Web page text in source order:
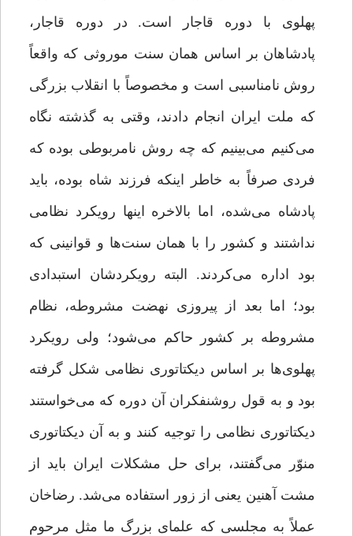
پهلوی با دوره قاجار است. در دوره قاجار،
پادشاهان بر اساس همان سنت موروثی که واقعاً
روش نامناسبی است و مخصوصاً با انقلاب بزرگی
که ملت ایران انجام دادند، وقتی به گذشته نگاه
می‌کنیم می‌بینیم که چه روش نامربوطی بوده که
فردی صرفاً‌ به خاطر اینکه فرزند شاه بوده، باید
پادشاه می‌شده، اما بالاخره اینها رویکرد نظامی
نداشتند و کشور را با همان سنت‌ها و قوانینی که
بود اداره می‌کردند. البته رویکردشان استبدادی
بود؛ اما بعد از پیروزی نهضت مشروطه، نظام
مشروطه بر کشور حاکم می‌شود؛ ولی رویکرد
پهلوی‌ها بر اساس دیکتاتوری نظامی شکل گرفته
بود و به قول روشنفکران آن دوره که می‌خواستند
دیکتاتوری نظامی را توجیه کنند و به آن دیکتاتوری
منوّر می‌گفتند، برای حل مشکلات ایران باید از
مشت آهنین یعنی از زور استفاده می‌شد. رضاخان
عملاً به مجلسی که علمای بزرگ ما مثل مرحوم